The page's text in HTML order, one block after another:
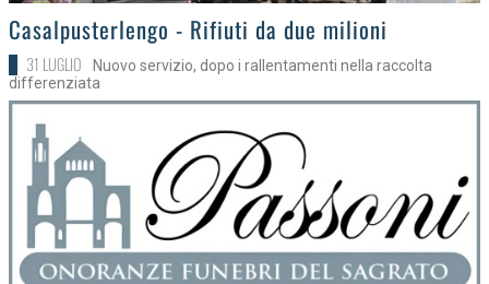
>
Casalpusterlengo - Rifiuti da due milioni
31 LUGLIO
Nuovo servizio, dopo i rallentamenti nella raccolta
differenziata